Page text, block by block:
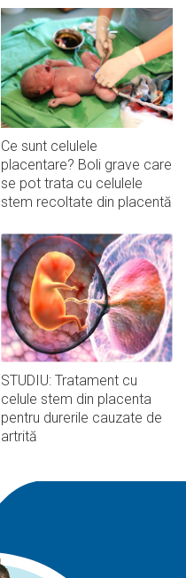
Ce sunt celulele
placentare? Boli grave care
se pot trata cu celulele
stem recoltate din placentă
STUDIU: Tratament cu
celule stem din placenta
pentru durerile cauzate de
artrită